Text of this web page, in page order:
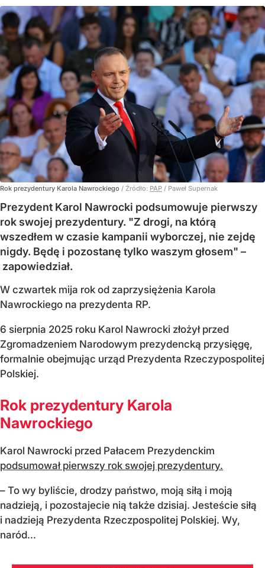
Rok prezydentury Karola Nawrockiego / Źródło: PAP / Paweł Supernak
Prezydent Karol Nawrocki podsumowuje pierwszy
rok swojej prezydentury. "Z drogi, na którą
wszedłem w czasie kampanii wyborczej, nie zejdę
nigdy. Będę i pozostanę tylko waszym głosem" –
zapowiedział.
W czwartek mija rok od zaprzysiężenia Karola
Nawrockiego na prezydenta RP.
6 sierpnia 2025 roku Karol Nawrocki złożył przed
Zgromadzeniem Narodowym prezydencką przysięgę,
formalnie obejmując urząd Prezydenta Rzeczypospolitej
Polskiej.
Rok prezydentury Karola
Nawrockiego
Karol Nawrocki przed Pałacem Prezydenckim
podsumował pierwszy rok swojej prezydentury.
– To wy byliście, drodzy państwo, moją siłą i moją
nadzieją, i pozostajecie nią także dzisiaj. Jesteście siłą
i nadzieją Prezydenta Rzeczpospolitej Polskiej. Wy,
naród...